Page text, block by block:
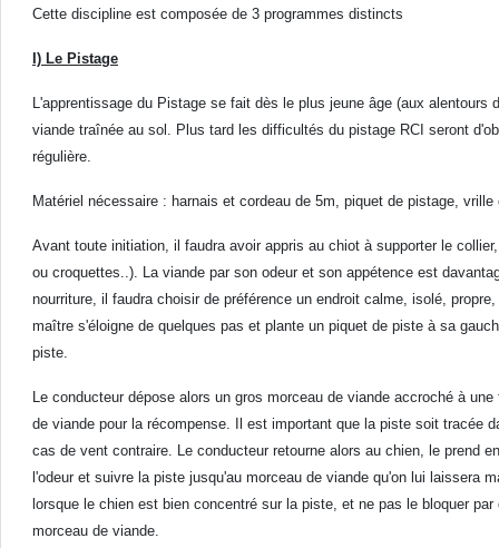
Cette discipline est composée de 3 programmes distincts
I) Le Pistage
L'apprentissage du Pistage se fait dès le plus jeune âge (aux
viande traînée au sol. Plus tard les difficultés du pistage RCI seront
régulière.
Matériel nécessaire : harnais et cordeau de 5m, piquet de pistage, vrille
Avant toute initiation, il faudra avoir appris au chiot à supporter le
ou croquettes..). La viande par son odeur et son appétence est
nourriture, il faudra choisir de préférence un endroit calme, isolé,
maître s'éloigne de quelques pas et plante un piquet de piste à sa
piste.
Le conducteur dépose alors un gros morceau de viande accroché à
de viande pour la récompense. Il est important que la piste soit tracée
cas de vent contraire. Le conducteur retourne alors au chien, le prend
l'odeur et suivre la piste jusqu'au morceau de viande qu'on lui laissera
lorsque le chien est bien concentré sur la piste, et ne pas le bloquer
morceau de viande.